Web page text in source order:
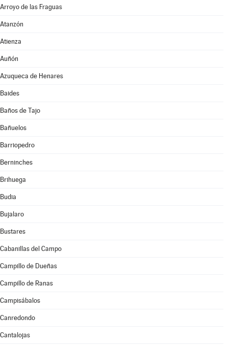
Arroyo de las Fraguas
Atanzón
Atienza
Auñón
Azuqueca de Henares
Baides
Baños de Tajo
Bañuelos
Barriopedro
Berninches
Brihuega
Budia
Bujalaro
Bustares
Cabanillas del Campo
Campillo de Dueñas
Campillo de Ranas
Campisábalos
Canredondo
Cantalojas